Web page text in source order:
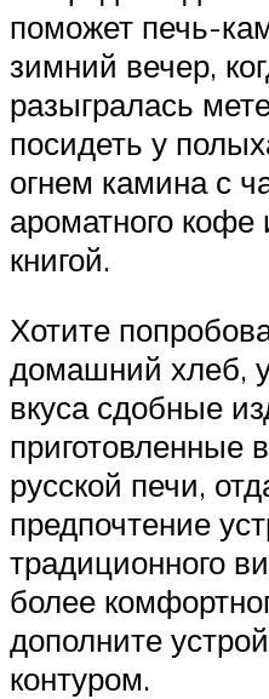
поможет печь-
зимний вечер,
разыгралась
посидеть у
огнем камина с
ароматного кофе
книгой.
Хотите
домашний хлеб,
вкуса сдобные
приготовленные
русской печи,
предпочтение
традиционного
более
дополните
контуром.